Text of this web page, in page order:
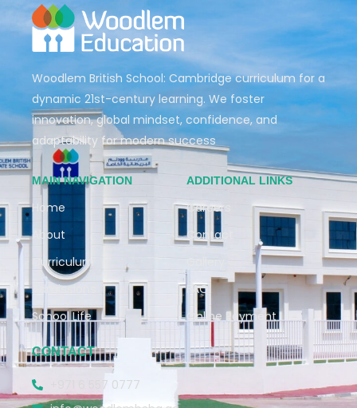
Woodlem British School: Cambridge curriculum for a
dynamic 21st-century learning. We foster
innovation, global mindset, confidence, and
adaptability for modern success
MAIN NAVIGATION
Home
About
Curriculum
Admissions
School Life
ADDITIONAL LINKS
Careers
Contact
FAQ
Online Payment
CONTACT
+971 6 557 0777